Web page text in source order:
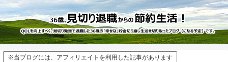
※当ブログには、アフィリエイトを利用した記事があります